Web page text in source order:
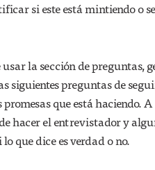
si este está mintiendo o
la sección de preguntas,
preguntas de
que está haciendo.
hacer el entrevistador y
que dice es verdad o no.